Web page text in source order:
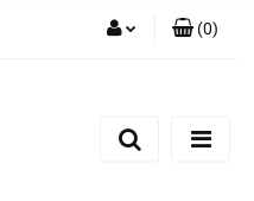
Zarejestruj się
(0)